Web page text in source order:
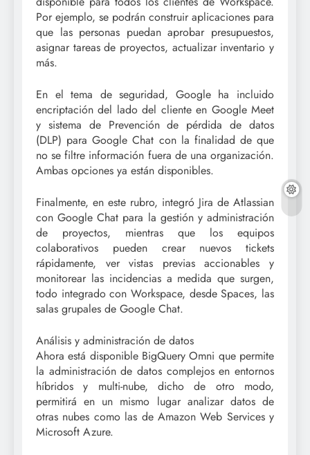
Por ejemplo, se podrán construir aplicaciones para
que las personas puedan aprobar presupuestos,
asignar tareas de proyectos, actualizar inventario y
más.
En el tema de seguridad, Google ha incluido
encriptación del lado del cliente en Google Meet
y sistema de Prevención de pérdida de datos
(DLP) para Google Chat con la finalidad de que
no se filtre información fuera de una organización.
Ambas opciones ya están disponibles.
Finalmente, en este rubro, integró Jira de Atlassian
con Google Chat para la gestión y administración
de proyectos, mientras que los equipos
colaborativos pueden crear nuevos tickets
rápidamente, ver vistas previas accionables y
monitorear las incidencias a medida que surgen,
todo integrado con Workspace, desde Spaces, las
salas grupales de Google Chat.
Análisis y administración de datos
Ahora está disponible BigQuery Omni que permite
la administración de datos complejos en entornos
híbridos y multi-nube, dicho de otro modo,
permitirá en un mismo lugar analizar datos de
otras nubes como las de Amazon Web Services y
Microsoft Azure.